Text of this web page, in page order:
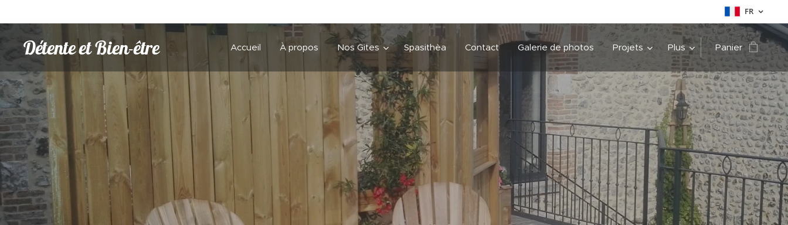
FR
Détente et Bien-être Accueil À propos Nos Gites Spasithèa Contact Galerie de photos Projets Plus Panier